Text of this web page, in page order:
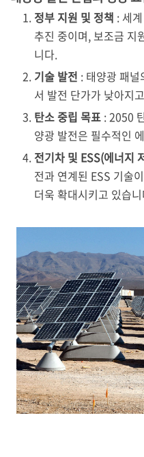
정부 지원 및 정책 : 세
추진 중이며, 보조금 지
니다.
기술 발전 : 태양광 패
서 발전 단가가 낮아지
탄소 중립 목표 : 2050
양광 발전은 필수적인
전기차 및 ESS(에너지
전과 연계된 ESS 기술
더욱 확대시키고 있습